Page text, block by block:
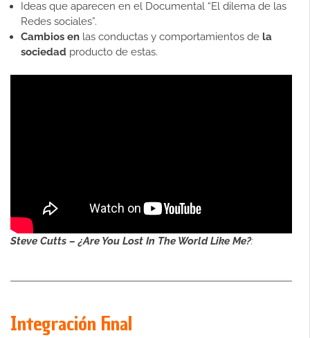
Ideas que aparecen en el Documental “El dilema de las
Redes sociales”.
Cambios en las conductas y comportamientos de la
sociedad producto de estas.
Steve Cutts – ¿Are You Lost In The World Like Me?:
Integración Final